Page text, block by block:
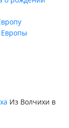
Европы
Из Волчихи в